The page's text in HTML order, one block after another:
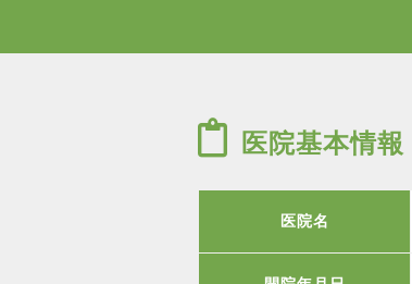
医院基本情報
医院名